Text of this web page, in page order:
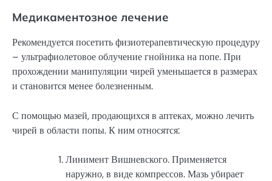
Медикаментозное лечение
Рекомендуется посетить физиотерапевтическую процедуру
– ультрафиолетовое облучение гнойника на попе. При
прохождении манипуляции чирей уменьшается в размерах
и становится менее болезненным.
С помощью мазей, продающихся в аптеках, можно лечить
чирей в области попы. К ним относятся:
Линимент Вишневского. Применяется
наружно, в виде компрессов. Мазь убирает